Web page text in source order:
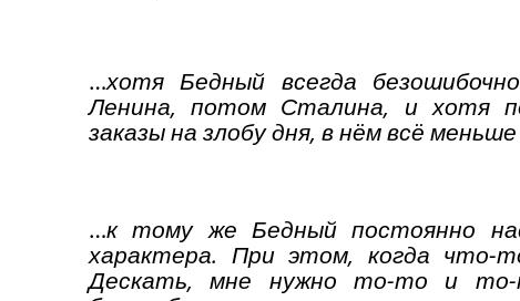
…хотя Бедный всегда
Ленина, потом Сталина, и хотя
заказы на злобу дня, в нём всё
…к тому же Бедный постоянно
характера. При этом, когда что-
Дескать, мне нужно то-то и